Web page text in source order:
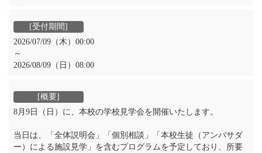
2026/07/09（木）00:00
～
2026/08/09（日）08:00
8月9日（日）に、本校の学校見学会を開催いたします。
当日は、「全体説明会」「個別相談」「本校生徒（アンバサダ
ー）による施設見学」を含むプログラムを予定しており、所要